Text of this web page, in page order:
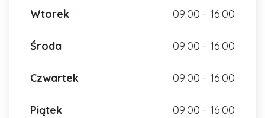
Wtorek 09:00 - 16:00
Środa 09:00 - 16:00
Czwartek 09:00 - 16:00
Piątek 09:00 - 16:00